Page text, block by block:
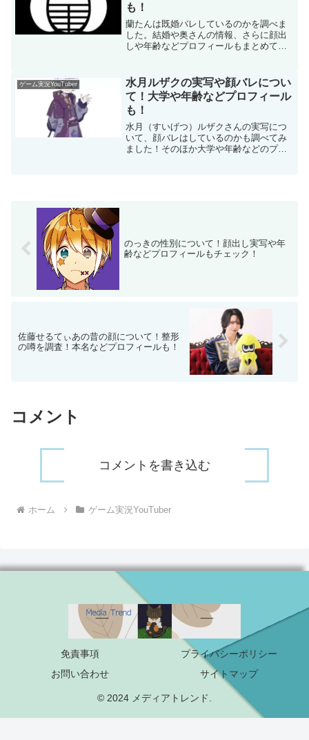
も！
蘭たんは既婚バレしているのかを調べま
した。結婚や奥さんの情報、さらに顔出
しや年齢などプロフィールもまとめてい
ゲーム実況YouTuber
水月ルザクの実写や顔バレについ
て！大学や年齢などプロフィール
も！
水月（すいげつ）ルザクさんの実写につ
いて、顔バレはしているのかも調べてみ
ました！そのほか大学や年齢などのプロ
のっきの性別について！顔出し実写や年
齢などプロフィールもチェック！
佐藤せるてぃあの昔の顔について！整形
の噂を調査！本名などプロフィールも！
コメント
コメントを書き込む
ホーム ゲーム実況YouTuber
免責事項
プライバシーポリシー
お問い合わせ
サイトマップ
© 2024 メディアトレンド.